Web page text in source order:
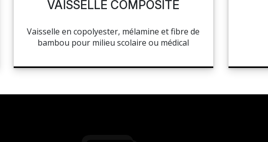
VAISSELLE COMPOSITE
Vaisselle en copolyester, mélamine et fibre de
bambou pour milieu scolaire ou médical